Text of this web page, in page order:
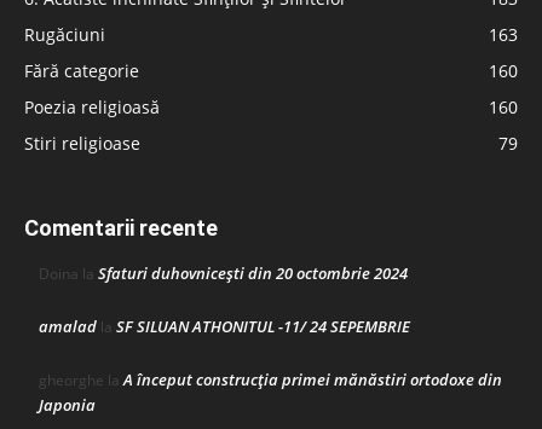
Rugăciuni
163
Fără categorie
160
Poezia religioasă
160
Stiri religioase
79
Comentarii recente
Doina la Sfaturi duhovnicești din 20 octombrie 2024
amalad la SF SILUAN ATHONITUL -11/ 24 SEPEMBRIE
gheorghe laA început construcţia primei mănăstiri ortodoxe din
Japonia